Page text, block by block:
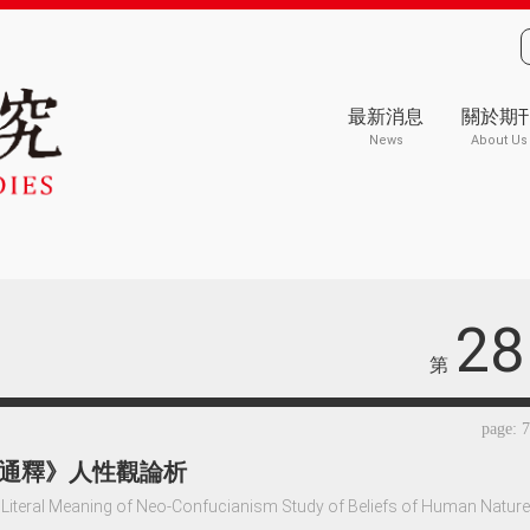
最新消息
News
關於期
About Us
第 28
page:
釋》人性觀論析
Meaning of Neo-Confucianism Study of Beliefs of Human Nature